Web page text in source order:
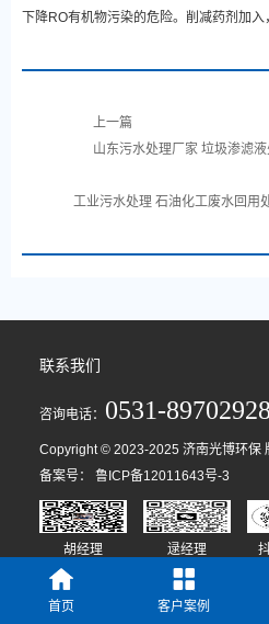
下降RO有机物污染的危险。削减药剂加入
上一篇
山东污水处理厂家 垃圾渗滤
工业污水处理 石油化工废水回用
联系我们
咨询电话： 0531-89702928
Copyright © 2023-2025 济南光博环保
备案号：鲁ICP备12011643号-3
胡经理 逯经理
首页 客户案例